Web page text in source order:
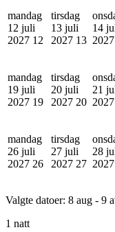
mandag
12 juli
2027 12
tirsdag
13 juli
2027 13
14
2027
mandag
19 juli
2027 19
tirsdag
20 juli
2027 20
21
2027
mandag
26 juli
2027 26
tirsdag
27 juli
2027 27
28
2027
Valgte datoer: 8 aug - 9
1 natt